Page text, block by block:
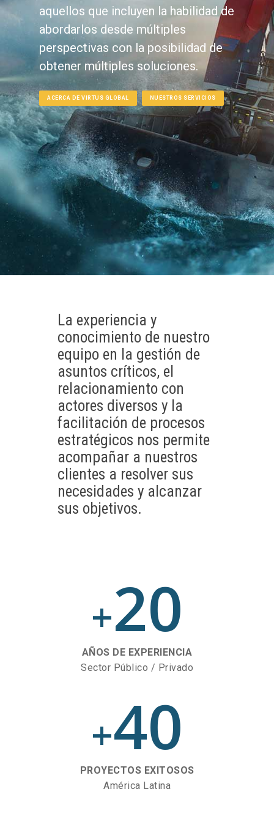
aquellos que incluyen la habilidad de
abordarlos desde múltiples
perspectivas con la posibilidad de
obtener múltiples soluciones.
ACERCA DE VIRTUS GLOBAL NUESTROS SERVICIOS
La experiencia y
conocimiento de nuestro
equipo en la gestión de
asuntos críticos, el
relacionamiento con
actores diversos y la
facilitación de procesos
estratégicos nos permite
acompañar a nuestros
clientes a resolver sus
necesidades y alcanzar
sus objetivos.
+20
AÑOS DE EXPERIENCIA
Sector Público / Privado
+40
PROYECTOS EXITOSOS
América Latina